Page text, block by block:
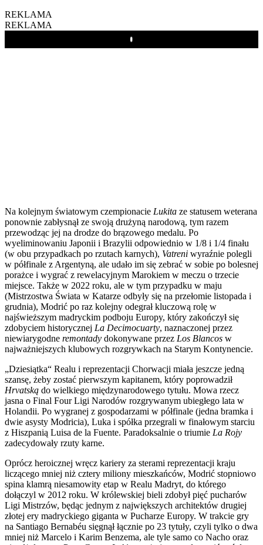
REKLAMA
REKLAMA
Play
Na kolejnym światowym czempionacie Lukita ze statusem weterana
ponownie zabłysnął ze swoją drużyną narodową, tym razem
przewodząc jej na drodze do brązowego medalu. Po
wyeliminowaniu Japonii i Brazylii odpowiednio w 1/8 i 1/4 finału
(w obu przypadkach po rzutach karnych), Vatreni wyraźnie polegli
w półfinale z Argentyną, ale udało im się zebrać w sobie po bolesnej
porażce i wygrać z rewelacyjnym Marokiem w meczu o trzecie
miejsce. Także w 2022 roku, ale w tym przypadku w maju
(Mistrzostwa Świata w Katarze odbyły się na przełomie listopada i
grudnia), Modrić po raz kolejny odegrał kluczową rolę w
najświeższym madryckim podboju Europy, który zakończył się
zdobyciem historycznej La Decimocuarty, naznaczonej przez
niewiarygodne remontady dokonywane przez Los Blancos w
najważniejszych klubowych rozgrywkach na Starym Kontynencie.
„Dziesiątka“ Realu i reprezentacji Chorwacji miała jeszcze jedną
szansę, żeby zostać pierwszym kapitanem, który poprowadził
Hrvatską do wielkiego międzynarodowego tytułu. Mowa rzecz
jasna o Final Four Ligi Narodów rozgrywanym ubiegłego lata w
Holandii. Po wygranej z gospodarzami w półfinale (jedna bramka i
dwie asysty Modricia), Luka i spółka przegrali w finałowym starciu
z Hiszpanią Luisa de la Fuente. Paradoksalnie o triumie La Rojy
zadecydowały rzuty karne.
Oprócz heroicznej wręcz kariery za sterami reprezentacji kraju
liczącego mniej niż cztery miliony mieszkańców, Modrić stopniowo
spina klamrą niesamowity etap w Realu Madryt, do którego
dołączyl w 2012 roku. W królewskiej bieli zdobył pięć pucharów
Ligi Mistrzów, będąc jednym z największych architektów drugiej
złotej ery madryckiego giganta w Pucharze Europy. W trakcie gry
na Santiago Bernabéu sięgnął łącznie po 23 tytuły, czyli tylko o dwa
mniej niż Marcelo i Karim Benzema, ale tyle samo co Nacho oraz